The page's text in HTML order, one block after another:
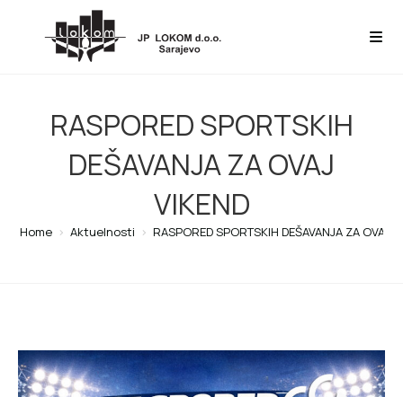
RASPORED SPORTSKIH
DEŠAVANJA ZA OVAJ
VIKEND
Home > Aktuelnosti > RASPORED SPORTSKIH DEŠAVANJA ZA OVAJ